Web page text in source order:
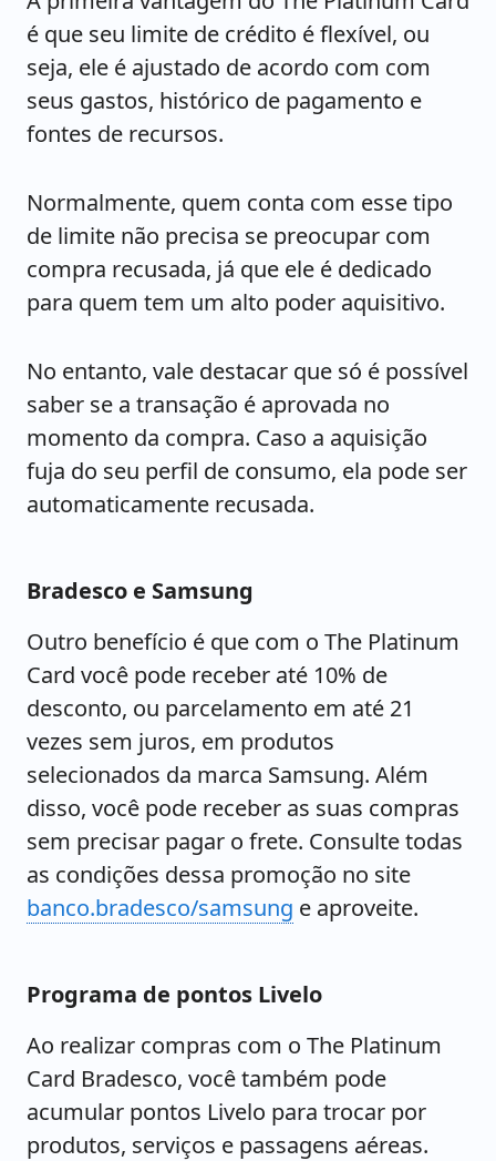
é que seu limite de crédito é flexível, ou
seja, ele é ajustado de acordo com com
seus gastos, histórico de pagamento e
fontes de recursos.
Normalmente, quem conta com esse tipo
de limite não precisa se preocupar com
compra recusada, já que ele é dedicado
para quem tem um alto poder aquisitivo.
No entanto, vale destacar que só é possível
saber se a transação é aprovada no
momento da compra. Caso a aquisição
fuja do seu perfil de consumo, ela pode ser
automaticamente recusada.
Bradesco e Samsung
Outro benefício é que com o The Platinum
Card você pode receber até 10% de
desconto, ou parcelamento em até 21
vezes sem juros, em produtos
selecionados da marca Samsung. Além
disso, você pode receber as suas compras
sem precisar pagar o frete. Consulte todas
as condições dessa promoção no site
banco.bradesco/samsung e aproveite.
Programa de pontos Livelo
Ao realizar compras com o The Platinum
Card Bradesco, você também pode
acumular pontos Livelo para trocar por
produtos, serviços e passagens aéreas.